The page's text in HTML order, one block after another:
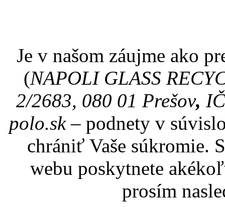
Je v našom záujme ako
(NAPOLI GLASS
2/2683, 080 01 Prešov,
polo.sk– podnety v
chrániť Vaše súkromie.
webu poskytnete
prosím